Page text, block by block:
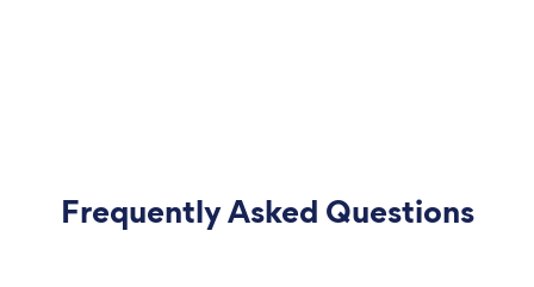
Frequently Asked Questions